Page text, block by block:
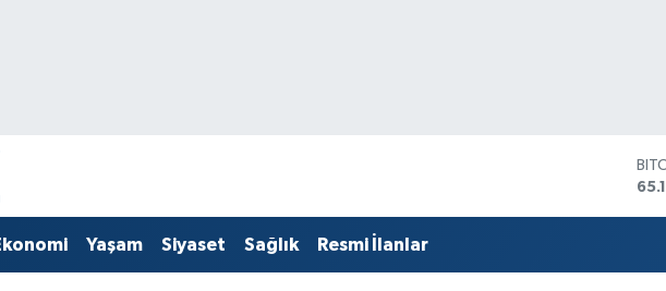
Yaşam Siyaset Sağlık Resmi İlanlar